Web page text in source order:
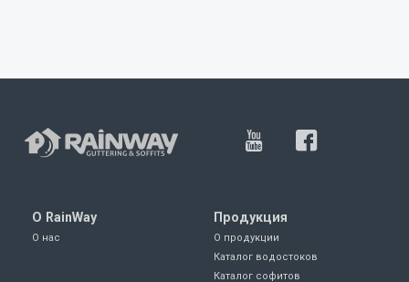
О RainWay
О нас
Продукция
О продукции
Каталог водостоков
Каталог софитов